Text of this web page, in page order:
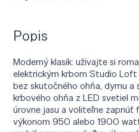
Popis
Moderný klasik: užívajte si
elektrickým krbom Studio
bez skutočného ohňa, dymu a
krbového ohňa z LED svetiel
úrovne jasu a voliteľne zapnúť
výkonom 950 alebo 1900